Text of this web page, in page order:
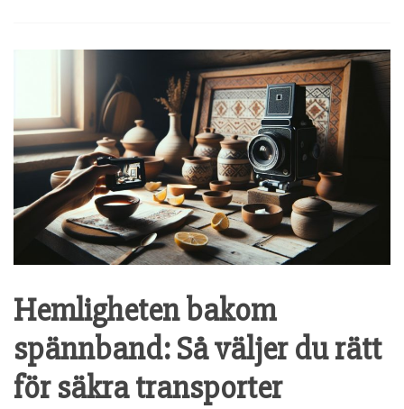
Hemligheten bakom
spännband: Så väljer du rätt
för säkra transporter